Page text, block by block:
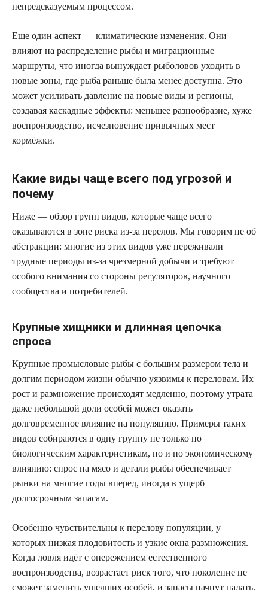
непредсказуемым процессом.
Еще один аспект — климатические изменения. Они
влияют на распределение рыбы и миграционные
маршруты, что иногда вынуждает рыболовов уходить в
новые зоны, где рыба раньше была менее доступна. Это
может усиливать давление на новые виды и регионы,
создавая каскадные эффекты: меньшее разнообразие, хуже
воспроизводство, исчезновение привычных мест
кормёжки.
Какие виды чаще всего под угрозой и
почему
Ниже — обзор групп видов, которые чаще всего
оказываются в зоне риска из‑за перелов. Мы говорим не об
абстракции: многие из этих видов уже переживали
трудные периоды из‑за чрезмерной добычи и требуют
особого внимания со стороны регуляторов, научного
сообщества и потребителей.
Крупные хищники и длинная цепочка
спроса
Крупные промысловые рыбы с большим размером тела и
долгим периодом жизни обычно уязвимы к переловам. Их
рост и размножение происходят медленно, поэтому утрата
даже небольшой доли особей может оказать
долговременное влияние на популяцию. Примеры таких
видов собираются в одну группу не только по
биологическим характеристикам, но и по экономическому
влиянию: спрос на мясо и детали рыбы обеспечивает
рынки на многие годы вперед, иногда в ущерб
долгосрочным запасам.
Особенно чувствительны к перелову популяции, у
которых низкая плодовитость и узкие окна размножения.
Когда ловля идёт с опережением естественного
воспроизводства, возрастает риск того, что поколение не
сможет заменить ушедших особей, и запасы начнут падать.